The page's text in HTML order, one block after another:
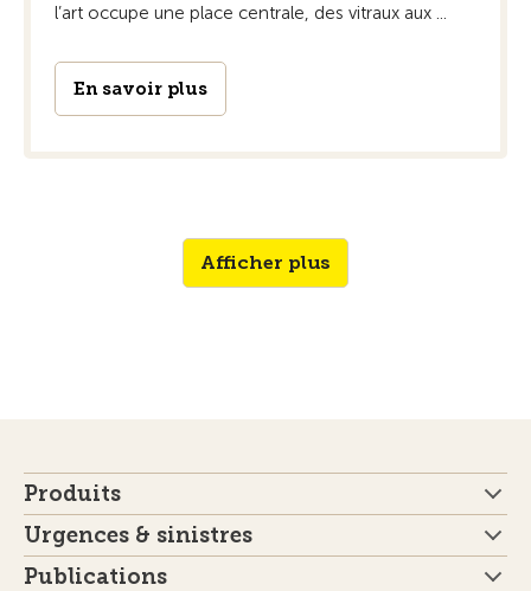
l’art occupe une place centrale, des vitraux aux ...
En savoir plus
Afficher plus
Produits
Urgences & sinistres
Publications